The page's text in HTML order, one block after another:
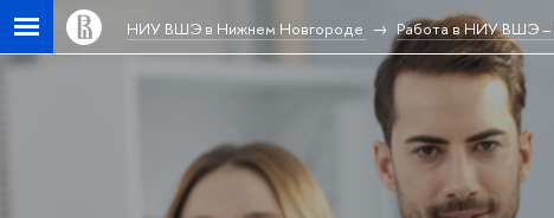
НИУ ВШЭ в Нижнем Новгороде Работа в НИУ ВШЭ –